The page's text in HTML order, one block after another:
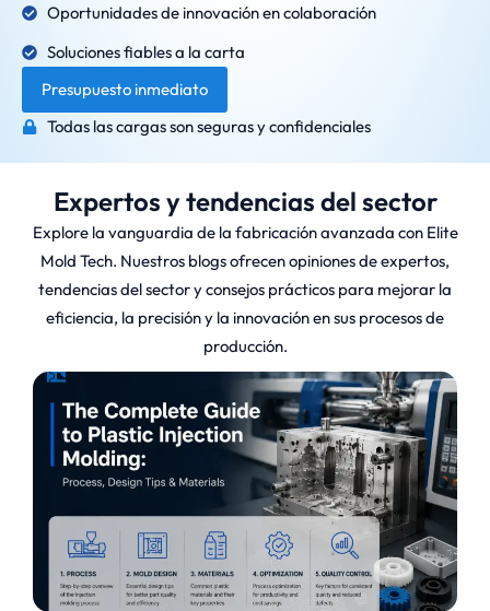
Oportunidades de innovación en colaboración
Soluciones fiables a la carta
Presupuesto inmediato
Todas las cargas son seguras y confidenciales
Expertos y tendencias del sector
Explore la vanguardia de la fabricación avanzada con Elite
Mold Tech. Nuestros blogs ofrecen opiniones de expertos,
tendencias del sector y consejos prácticos para mejorar la
eficiencia, la precisión y la innovación en sus procesos de
producción.